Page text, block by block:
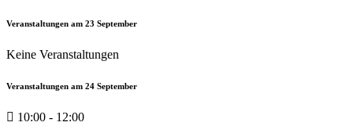
Veranstaltungen am 23 September
Keine Veranstaltungen
Veranstaltungen am 24 September
10:00 - 12:00